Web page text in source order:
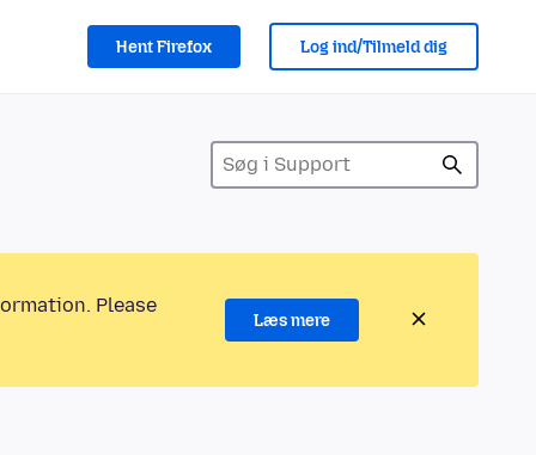
Hent Firefox Log ind/Tilmeld dig
Please
Læs mere